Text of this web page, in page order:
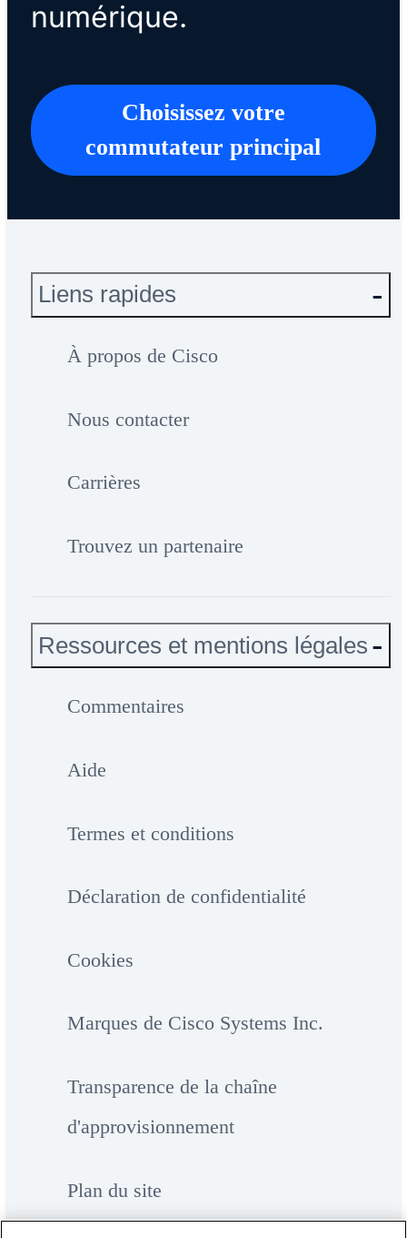
numérique.
Choisissez votre
commutateur principal
Liens rapides
À propos de Cisco
Nous contacter
Carrières
Trouvez un partenaire
Ressources et mentions légales
Commentaires
Aide
Termes et conditions
Déclaration de confidentialité
Cookies
Marques de Cisco Systems Inc.
Transparence de la chaîne
d'approvisionnement
Plan du site